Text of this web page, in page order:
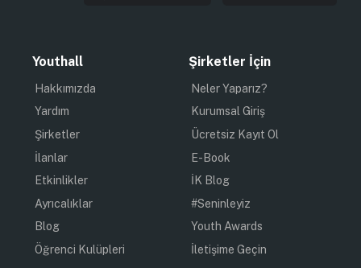
Youthall
Hakkımızda
Yardım
Şirketler
İlanlar
Etkinlikler
Ayrıcalıklar
Blog
Öğrenci Kulüpleri
Şirketler İçin
Neler Yaparız?
Kurumsal Giriş
Ücretsiz Kayıt Ol
E-Book
İK Blog
#Seninleyiz
Youth Awards
İletişime Geçin